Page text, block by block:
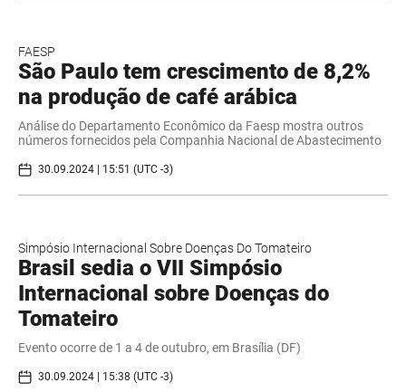
FAESP
São Paulo tem crescimento de 8,2%
na produção de café arábica
Análise do Departamento Econômico da Faesp mostra outros
números fornecidos pela Companhia Nacional de Abastecimento
30.09.2024 | 15:51 (UTC -3)
Simpósio Internacional Sobre Doenças Do Tomateiro
Brasil sedia o VII Simpósio
Internacional sobre Doenças do
Tomateiro
Evento ocorre de 1 a 4 de outubro, em Brasília (DF)
30.09.2024 | 15:38 (UTC -3)